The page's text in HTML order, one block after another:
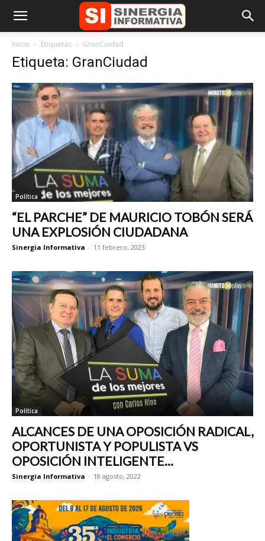
Inicio Etiquetas GranCiudad
Etiqueta: GranCiudad
Política
“EL PARCHE” DE MAURICIO TOBÓN SERÁ
UNA EXPLOSIÓN CIUDADANA
Sinergia Informativa - 11 febrero, 2023
Política
ALCANCES DE UNA OPOSICIÓN RADICAL,
OPORTUNISTA Y POPULISTA VS
OPOSICIÓN INTELIGENTE...
Sinergia Informativa - 18 agosto, 2022